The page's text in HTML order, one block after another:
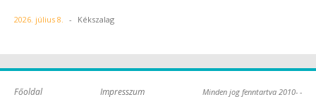
2026. július 8. - Kékszalag
Főoldal Impresszum Minden jog fenntartva 2010- -